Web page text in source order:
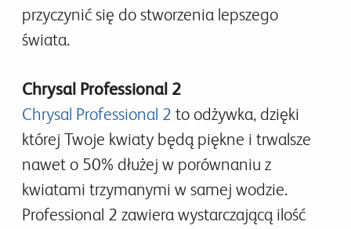
przyczynić się do stworzenia lepszego
świata.
Chrysal Professional 2
Chrysal Professional 2 to odżywka, dzięki
której Twoje kwiaty będą piękne i trwalsze
nawet o 50% dłużej w porównaniu z
kwiatami trzymanymi w samej wodzie.
Professional 2 zawiera wystarczającą ilość